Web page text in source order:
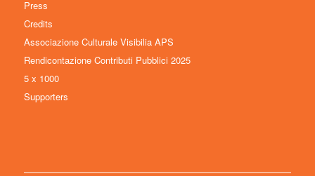
Press
Credits
Associazione Culturale Visibilia APS
Rendicontazione Contributi Pubblici 2025
5 x 1000
Supporters